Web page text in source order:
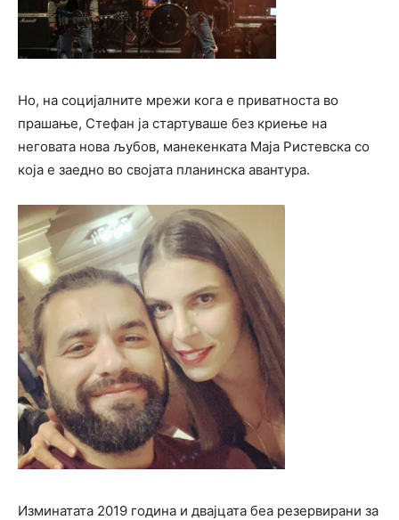
Но, на социјалните мрежи кога е приватноста во
прашање, Стефан ја стартуваше без криење на
неговата нова љубов, манекенката Маја Ристевска со
која е заедно во својата планинска авантура.
Изминатата 2019 година и двајцата беа резервирани за